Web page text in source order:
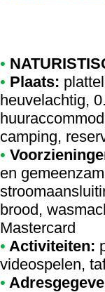
•
• Plaats:
heuvelachtig,
camping,
•
en
brood,
Mastercard
• Activiteiten:
videospelen,
•